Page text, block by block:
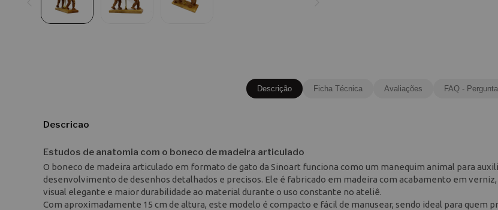
Descrição Ficha Técnica Avaliações FAQ -
Descricao
Estudos de anatomia com o boneco de madeira articulado
O boneco de madeira articulado em formato de gato da Sinoart funciona como um manequim animal para
desenvolvimento de desenhos detalhados e precisos. Ele é fabricado em madeira com acabamento em
visual elegante e maior durabilidade ao material durante o uso constante no ateliê.
Com aproximadamente 15 cm de altura, este modelo é compacto e fácil de manusear, sendo ideal para quem